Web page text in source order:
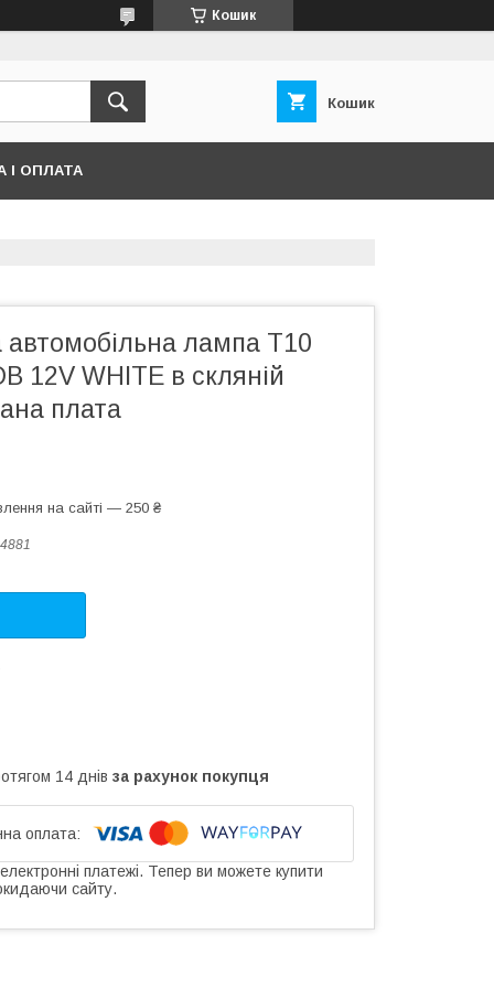
Кошик
Кошик
І ОПЛАТА
автомобільна лампа T10
12V WHITE в скляній
плата
на сайті — 250 ₴
14 днів за рахунок покупця
платежі. Тепер ви можете купити
сайту.